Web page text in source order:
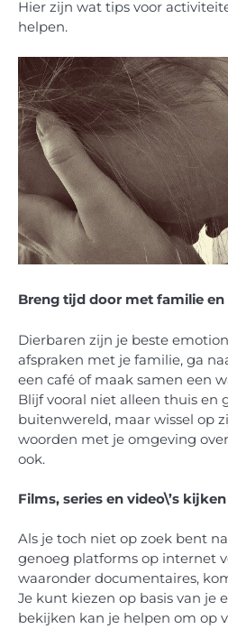
Hier zijn wat tips voor
helpen.
Breng tijd door met familie en
Dierbaren zijn je beste
afspraken met je familie, ga
een café of maak samen een
Blijf vooral niet alleen thuis en
buitenwereld, maar wissel op
woorden met je omgeving
ook.
Films, series en video\’s kijken
Als je toch niet op zoek bent
genoeg platforms op internet
waaronder documentaires,
Je kunt kiezen op basis van je
bekijken kan je helpen om op